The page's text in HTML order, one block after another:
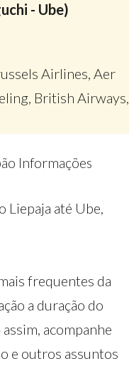
- Ube)
Airlines, Aer
British Airways,
Informações
Liepaja até Ube,
frequentes da
a duração do
acompanhe
e outros assuntos